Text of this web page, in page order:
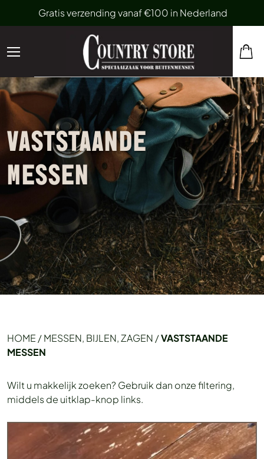
Gratis verzending vanaf €100 in Nederland
VASTSTAANDE
MESSEN
HOME /MESSEN, BIJLEN, ZAGEN /VASTSTAANDE
MESSEN
Wilt u makkelijk zoeken? Gebruik dan onze filtering,
middels de uitklap-knop links.